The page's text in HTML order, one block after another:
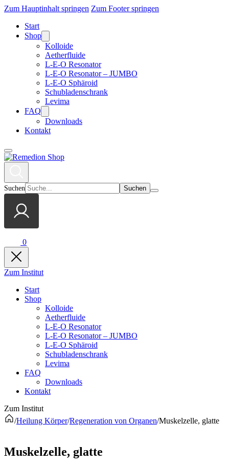
Zum Hauptinhalt springen Zum Footer springen
Start
Shop
Kolloide
Aetherfluide
L-E-O Resonator
L-E-O Resonator – JUMBO
L-E-O Sphäroid
Schubladenschrank
Levima
FAQ
Downloads
Kontakt
Suchen
0
Zum Institut
Start
Shop
Kolloide
Aetherfluide
L-E-O Resonator
L-E-O Resonator – JUMBO
L-E-O Sphäroid
Schubladenschrank
Levima
FAQ
Downloads
Kontakt
Zum Institut
/Heilung Körper/Regeneration von Organen/Muskelzelle, glatte
Muskelzelle, glatte